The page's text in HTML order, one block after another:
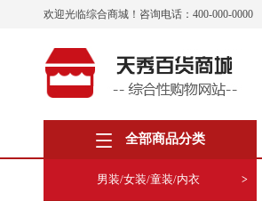
欢迎光临综合商城！咨询电话：400-000-0000
全部商品分类
男装/女装/童装/内衣